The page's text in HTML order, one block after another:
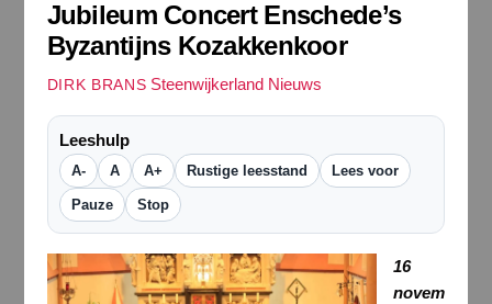
Jubileum Concert Enschede’s
Byzantijns Kozakkenkoor
DIRK BRANS Steenwijkerland Nieuws
Leeshulp
A- A A+ Rustige leesstand Lees voor
Pauze Stop
16
novem